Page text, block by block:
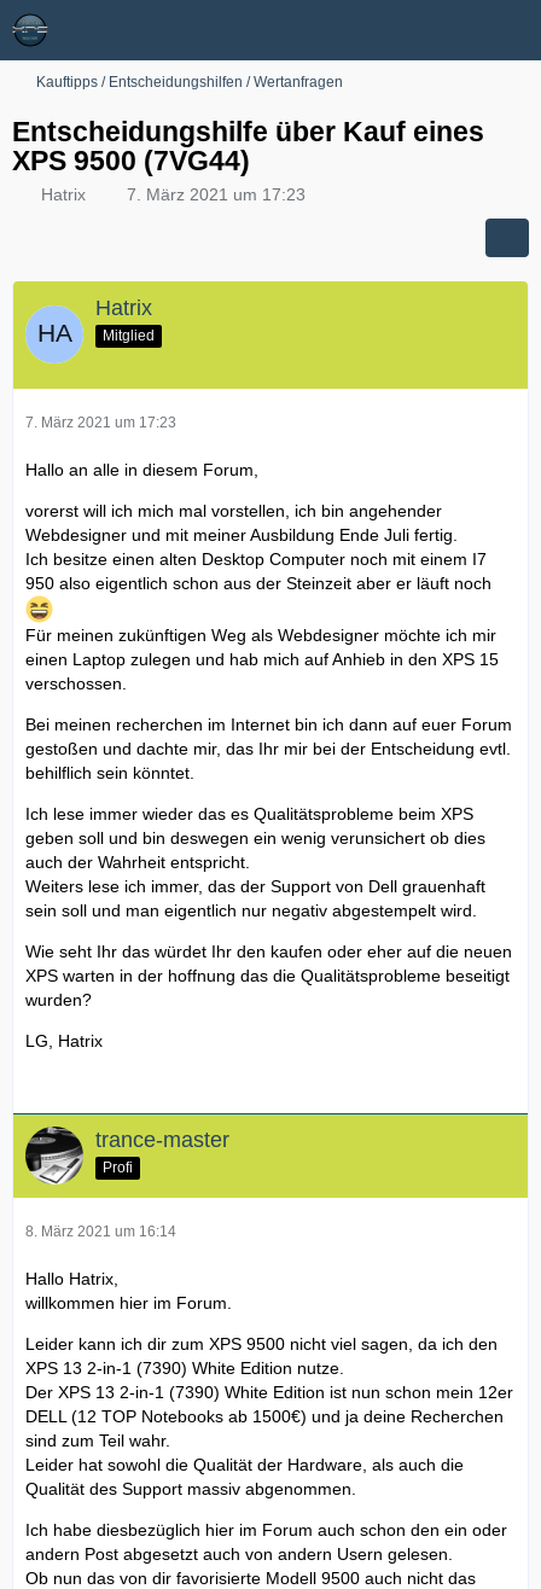
Kauftipps / Entscheidungshilfen / Wertanfragen
Entscheidungshilfe über Kauf eines
XPS 9500 (7VG44)
Hatrix 7. März 2021 um 17:23
Hatrix
Mitglied
7. März 2021 um 17:23
Hallo an alle in diesem Forum,
vorerst will ich mich mal vorstellen, ich bin angehender
Webdesigner und mit meiner Ausbildung Ende Juli fertig.
Ich besitze einen alten Desktop Computer noch mit einem I7
950 also eigentlich schon aus der Steinzeit aber er läuft noch
Für meinen zukünftigen Weg als Webdesigner möchte ich mir
einen Laptop zulegen und hab mich auf Anhieb in den XPS 15
verschossen.
Bei meinen recherchen im Internet bin ich dann auf euer Forum
gestoßen und dachte mir, das Ihr mir bei der Entscheidung evtl.
behilflich sein könntet.
Ich lese immer wieder das es Qualitätsprobleme beim XPS
geben soll und bin deswegen ein wenig verunsichert ob dies
auch der Wahrheit entspricht.
Weiters lese ich immer, das der Support von Dell grauenhaft
sein soll und man eigentlich nur negativ abgestempelt wird.
Wie seht Ihr das würdet Ihr den kaufen oder eher auf die neuen
XPS warten in der hoffnung das die Qualitätsprobleme beseitigt
wurden?
LG, Hatrix
trance-master
Profi
8. März 2021 um 16:14
Hallo Hatrix,
willkommen hier im Forum.
Leider kann ich dir zum XPS 9500 nicht viel sagen, da ich den
XPS 13 2-in-1 (7390) White Edition nutze.
Der XPS 13 2-in-1 (7390) White Edition ist nun schon mein 12er
DELL (12 TOP Notebooks ab 1500€) und ja deine Recherchen
sind zum Teil wahr.
Leider hat sowohl die Qualität der Hardware, als auch die
Qualität des Support massiv abgenommen.
Ich habe diesbezüglich hier im Forum auch schon den ein oder
andern Post abgesetzt auch von andern Usern gelesen.
Ob nun das von dir favorisierte Modell 9500 auch nicht das